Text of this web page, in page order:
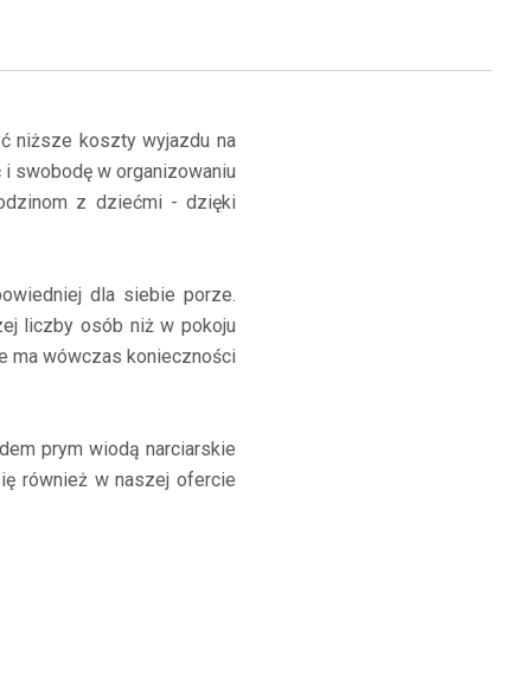
niższe koszty wyjazdu na
swobodę w organizowaniu
z dziećmi - dzięki
dla siebie porze.
liczby osób niż w pokoju
ma wówczas konieczności
prym wiodą narciarskie
również w naszej ofercie